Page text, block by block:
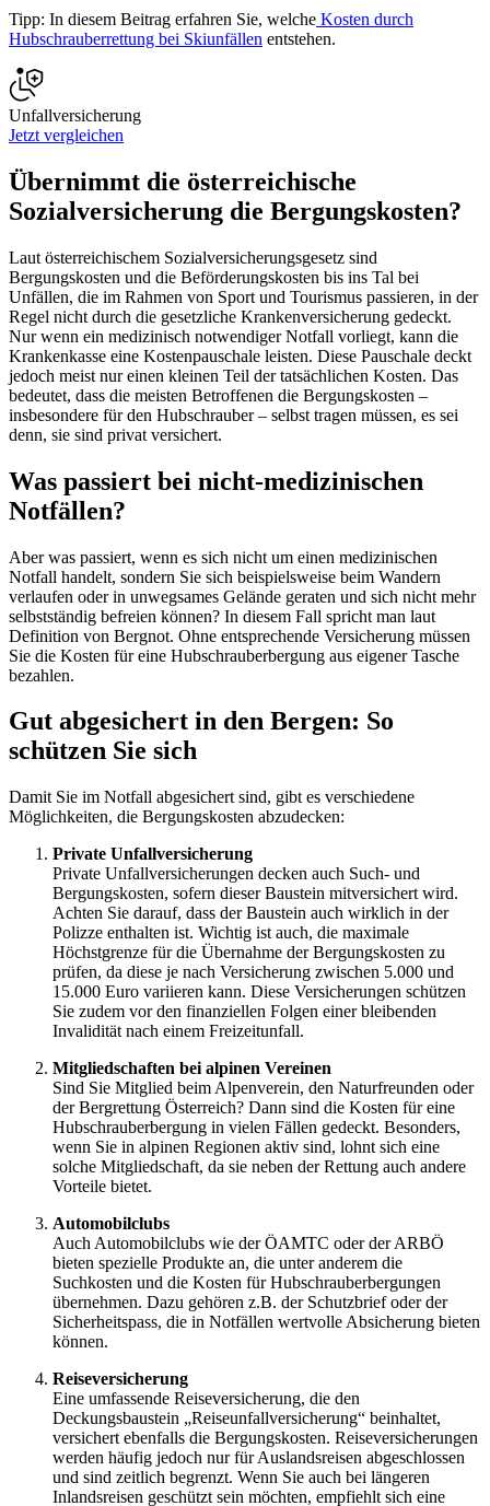
Tipp: In diesem Beitrag erfahren Sie, welche Kosten durch
Hubschrauberrettung bei Skiunfällen entstehen.
Unfallversicherung
Jetzt vergleichen
Übernimmt die österreichische
Sozialversicherung die Bergungskosten?
Laut österreichischem Sozialversicherungsgesetz sind
Bergungskosten und die Beförderungskosten bis ins Tal bei
Unfällen, die im Rahmen von Sport und Tourismus passieren, in der
Regel nicht durch die gesetzliche Krankenversicherung gedeckt.
Nur wenn ein medizinisch notwendiger Notfall vorliegt, kann die
Krankenkasse eine Kostenpauschale leisten. Diese Pauschale deckt
jedoch meist nur einen kleinen Teil der tatsächlichen Kosten. Das
bedeutet, dass die meisten Betroffenen die Bergungskosten –
insbesondere für den Hubschrauber – selbst tragen müssen, es sei
denn, sie sind privat versichert.
Was passiert bei nicht-medizinischen
Notfällen?
Aber was passiert, wenn es sich nicht um einen medizinischen
Notfall handelt, sondern Sie sich beispielsweise beim Wandern
verlaufen oder in unwegsames Gelände geraten und sich nicht mehr
selbstständig befreien können? In diesem Fall spricht man laut
Definition von Bergnot. Ohne entsprechende Versicherung müssen
Sie die Kosten für eine Hubschrauberbergung aus eigener Tasche
bezahlen.
Gut abgesichert in den Bergen: So
schützen Sie sich
Damit Sie im Notfall abgesichert sind, gibt es verschiedene
Möglichkeiten, die Bergungskosten abzudecken:
Private Unfallversicherung
Private Unfallversicherungen decken auch Such- und
Bergungskosten, sofern dieser Baustein mitversichert wird.
Achten Sie darauf, dass der Baustein auch wirklich in der
Polizze enthalten ist. Wichtig ist auch, die maximale
Höchstgrenze für die Übernahme der Bergungskosten zu
prüfen, da diese je nach Versicherung zwischen 5.000 und
15.000 Euro variieren kann. Diese Versicherungen schützen
Sie zudem vor den finanziellen Folgen einer bleibenden
Invalidität nach einem Freizeitunfall.
Mitgliedschaften bei alpinen Vereinen
Sind Sie Mitglied beim Alpenverein, den Naturfreunden oder
der Bergrettung Österreich? Dann sind die Kosten für eine
Hubschrauberbergung in vielen Fällen gedeckt. Besonders,
wenn Sie in alpinen Regionen aktiv sind, lohnt sich eine
solche Mitgliedschaft, da sie neben der Rettung auch andere
Vorteile bietet.
Automobilclubs
Auch Automobilclubs wie der ÖAMTC oder der ARBÖ
bieten spezielle Produkte an, die unter anderem die
Suchkosten und die Kosten für Hubschrauberbergungen
übernehmen. Dazu gehören z.B. der Schutzbrief oder der
Sicherheitspass, die in Notfällen wertvolle Absicherung bieten
können.
Reiseversicherung
Eine umfassende Reiseversicherung, die den
Deckungsbaustein „Reiseunfallversicherung“ beinhaltet,
versichert ebenfalls die Bergungskosten. Reiseversicherungen
werden häufig jedoch nur für Auslandsreisen abgeschlossen
und sind zeitlich begrenzt. Wenn Sie auch bei längeren
Inlandsreisen geschützt sein möchten, empfiehlt sich eine